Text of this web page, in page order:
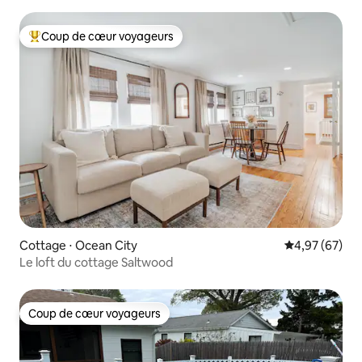
Coups de cœur voyageurs les plus appréciés
Coup de cœur voyageurs
Cottage ⋅ Ocean City Évaluation
4,97 (67)
Le loft du cottage Saltwood
Coup de cœur voyageurs
Coup de cœur voyageurs